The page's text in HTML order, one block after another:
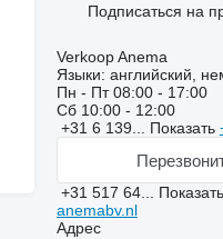
Подписаться на
Verkoop Anema
Языки: английский,
Пн - Пт08:00 - 17:00
Сб 10:00 - 12:00
+31 6 139... Показать
+31 517 64... Показать
anemabv.nl
Адрес